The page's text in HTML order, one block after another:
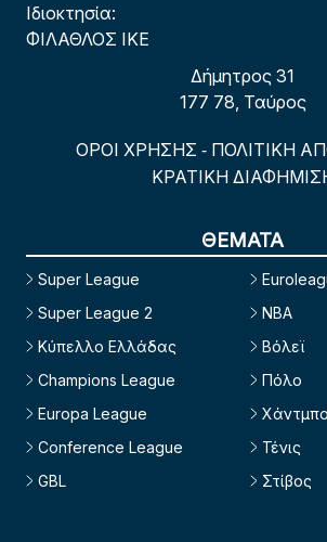
Ιδιοκτησία:
ΦΙΛΑΘΛΟΣ ΙΚΕ
Δήμητρος 31
177 78, Ταύρος
ΟΡΟΙ ΧΡΗΣΗΣ - ΠΟΛΙΤΙΚΗ
ΚΡΑΤΙΚΗ
ΘΕΜΑΤΑ
Super League
Super League 2
Κύπελλο Ελλάδας
Champions League
Europa League
Conference League
GBL
NBA
Βόλεϊ
Πόλο
Τένις
Στίβος